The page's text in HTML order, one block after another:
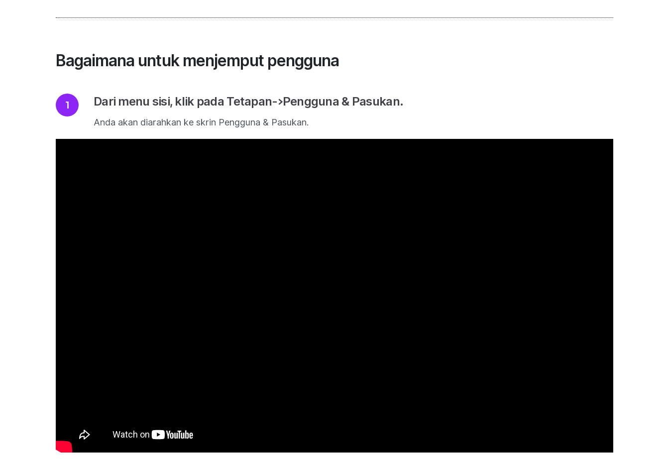
Bagaimana untuk menjemput pengguna
Dari menu sisi, klik pada Tetapan->Pengguna & Pasukan.
Anda akan diarahkan ke skrin Pengguna & Pasukan.